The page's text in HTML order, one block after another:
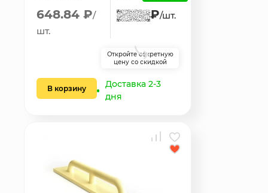
648.84 ₽/
шт.
₽/шт.
Откройте секретную
цену со скидкой
В корзину
Доставка 2-3
дня